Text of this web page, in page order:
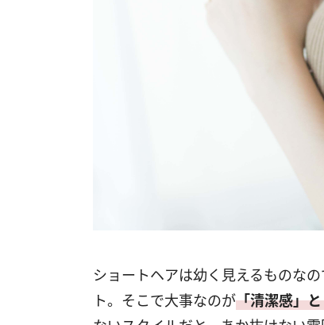
ショートヘアは幼く見えるものな
ト。そこで大事なのが「清潔感」